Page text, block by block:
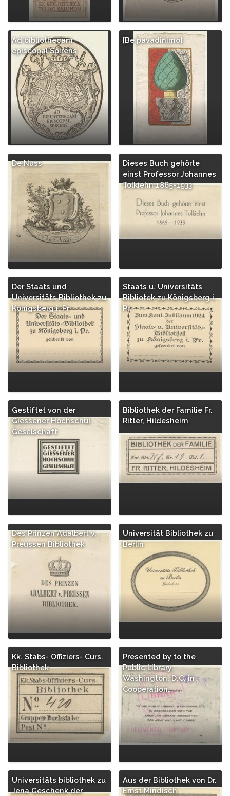
Ad bibliothecam
episcopal Spirens
[Be pavadinimo]
De Nuss
Dieses Buch gehörte
einst Professor Johannes
Tolkiehn 1865-1933
Der Staats und
Universitäts Bibliothek zu
Königsberg i. Pr
Staats u. Universitäts
Bibliotek zu Königsberg i.
Pr.
Gestiftet von der
Giessener Hochschul
Geselschaft
Bibliothek der Familie Fr.
Ritter, Hildesheim
Des Prinzen Adalbert v.
Preussen Bibliothek
Universität Bibliothek zu
Berlin
Kk. Stabs- Offiziers- Curs.
Bibliothek
Presented by to the
Public Library,
Washington, D.C. in
Cooperation…
Universitäts bibliothek zu
Jena Geschenk der
Aus der Bibliothek von Dr.
Ernst Mindisch